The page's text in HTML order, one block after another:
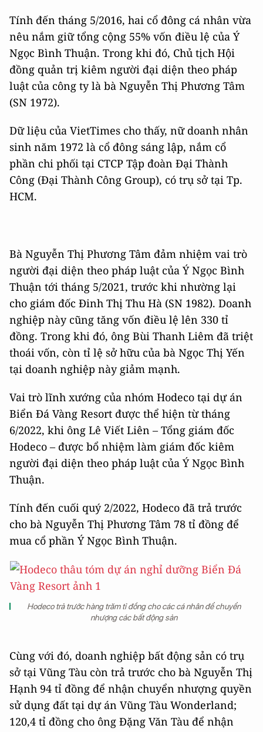
Tính đến tháng 5/2016, hai cổ đông cá nhân vừa
nêu nắm giữ tổng cộng 55% vốn điều lệ của Ý
Ngọc Bình Thuận. Trong khi đó, Chủ tịch Hội
đồng quản trị kiêm người đại diện theo pháp
luật của công ty là bà Nguyễn Thị Phương Tâm
(SN 1972).
Dữ liệu của VietTimes cho thấy, nữ doanh nhân
sinh năm 1972 là cổ đông sáng lập, nắm cổ
phần chi phối tại CTCP Tập đoàn Đại Thành
Công (Đại Thành Công Group), có trụ sở tại Tp.
HCM.
Bà Nguyễn Thị Phương Tâm đảm nhiệm vai trò
người đại diện theo pháp luật của Ý Ngọc Bình
Thuận tới tháng 5/2021, trước khi nhường lại
cho giám đốc Đinh Thị Thu Hà (SN 1982). Doanh
nghiệp này cũng tăng vốn điều lệ lên 330 tỉ
đồng. Trong khi đó, ông Bùi Thanh Liêm đã triệt
thoái vốn, còn tỉ lệ sở hữu của bà Ngọc Thị Yến
tại doanh nghiệp này giảm mạnh.
Vai trò lĩnh xướng của nhóm Hodeco tại dự án
Biển Đá Vàng Resort được thể hiện từ tháng
6/2022, khi ông Lê Viết Liên – Tổng giám đốc
Hodeco – được bổ nhiệm làm giám đốc kiêm
người đại diện theo pháp luật của Ý Ngọc Bình
Thuận.
Tính đến cuối quý 2/2022, Hodeco đã trả trước
cho bà Nguyễn Thị Phương Tâm 78 tỉ đồng để
mua cổ phần Ý Ngọc Bình Thuận.
Hodeco trả trước hàng trăm tỉ đồng cho các cá nhân để chuyển
nhượng các bất động sản
Cùng với đó, doanh nghiệp bất động sản có trụ
sở tại Vũng Tàu còn trả trước cho bà Nguyễn Thị
Hạnh 94 tỉ đồng để nhận chuyển nhượng quyền
sử dụng đất tại dự án Vũng Tàu Wonderland;
120,4 tỉ đồng cho ông Đặng Văn Tàu để nhận